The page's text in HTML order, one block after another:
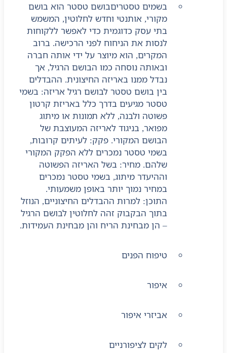
בשמים טסטריםבושם טסטר הוא בושם
מקורי, אותנטי וחדש לחלוטין, המשמש
בתי עסק כדוגמית כדי לאפשר ללקוחות
לנסות את הניחוח לפני הרכישה. ברוב
המקרים, הוא מיוצר על ידי אותה חברה
ובאותה נוסחה כמו הבושם הרגיל, אך
נבדל ממנו באריזה החיצונית. ההבדלים
בין בושם טסטר לבושם רגיל אריזה: בשמי
טסטר מגיעים בדרך כלל באריזת קרטון
פשוטה ולבנה, ללא תמונות או מיתוג
מפואר, בניגוד לאריזה המעוצבת של
הבושם המקורי. פקק: לעיתים קרובות,
בשמי טסטר נמכרים ללא הפקק המקורי
שלהם. מחיר: בשל האריזה הפשוטה
וההיעדר מיתוג, בשמי טסטר נמכרים
במחיר נמוך יותר באופן משמעותי.
התוכן: למרות ההבדלים החיצוניים, הנוזל
בתוך הבקבוק זהה לחלוטין לבושם הרגיל
– הן מבחינת הריח והן מבחינת העמידות.
טיפוח הפנים
איפור
אביזרי איפור
לקים לציפורניים